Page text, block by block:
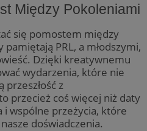
Między Pokoleniami
się pomostem między
PRL, a młodszymi,
Dzięki kreatywnemu
wydarzenia, które nie
przeszłość z
przecież coś więcej niż daty
wspólne przeżycia, które
doświadczenia.